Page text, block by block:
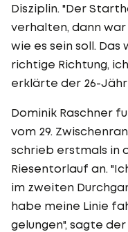
Disziplin. "Der
verhalten, dann
wie es sein soll.
richtige Richtung,
erklärte der 26-
Dominik Raschner
vom 29.
schrieb erstmals in
Riesentorlauf an.
im zweiten
habe meine Linie
gelungen", sagte